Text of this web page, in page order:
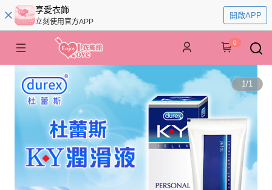
享愛衣飾
立刻使用官方APP
開啟APP
0
1/1